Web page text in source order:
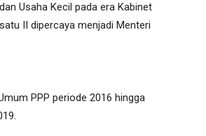
Usaha Kecil pada era Kabinet
II dipercaya menjadi Menteri
PPP periode 2016 hingga